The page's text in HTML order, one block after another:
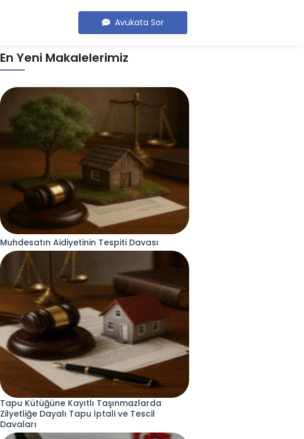
Avukata Sor
En Yeni Makalelerimiz
Muhdesatın Aidiyetinin Tespiti Davası
Tapu Kütüğüne Kayıtlı Taşınmazlarda
Zilyetliğe Dayalı Tapu İptali ve Tescil
Davaları